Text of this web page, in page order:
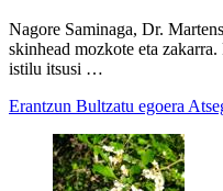
Nagore Saminaga, Dr.
skinhead mozkote eta
istilu itsusi …
Erantzun Bultzatu egoera